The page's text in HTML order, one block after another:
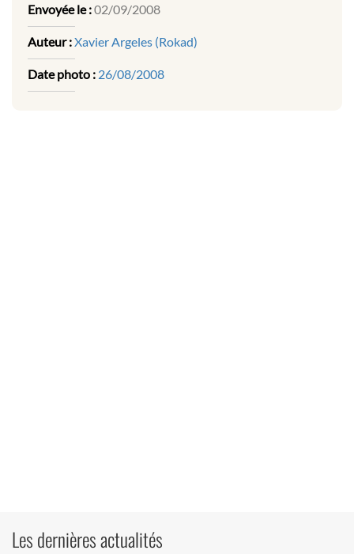
Envoyée le :02/09/2008
Auteur :Xavier Argeles (Rokad)
Date photo : 26/08/2008
Les dernières actualités